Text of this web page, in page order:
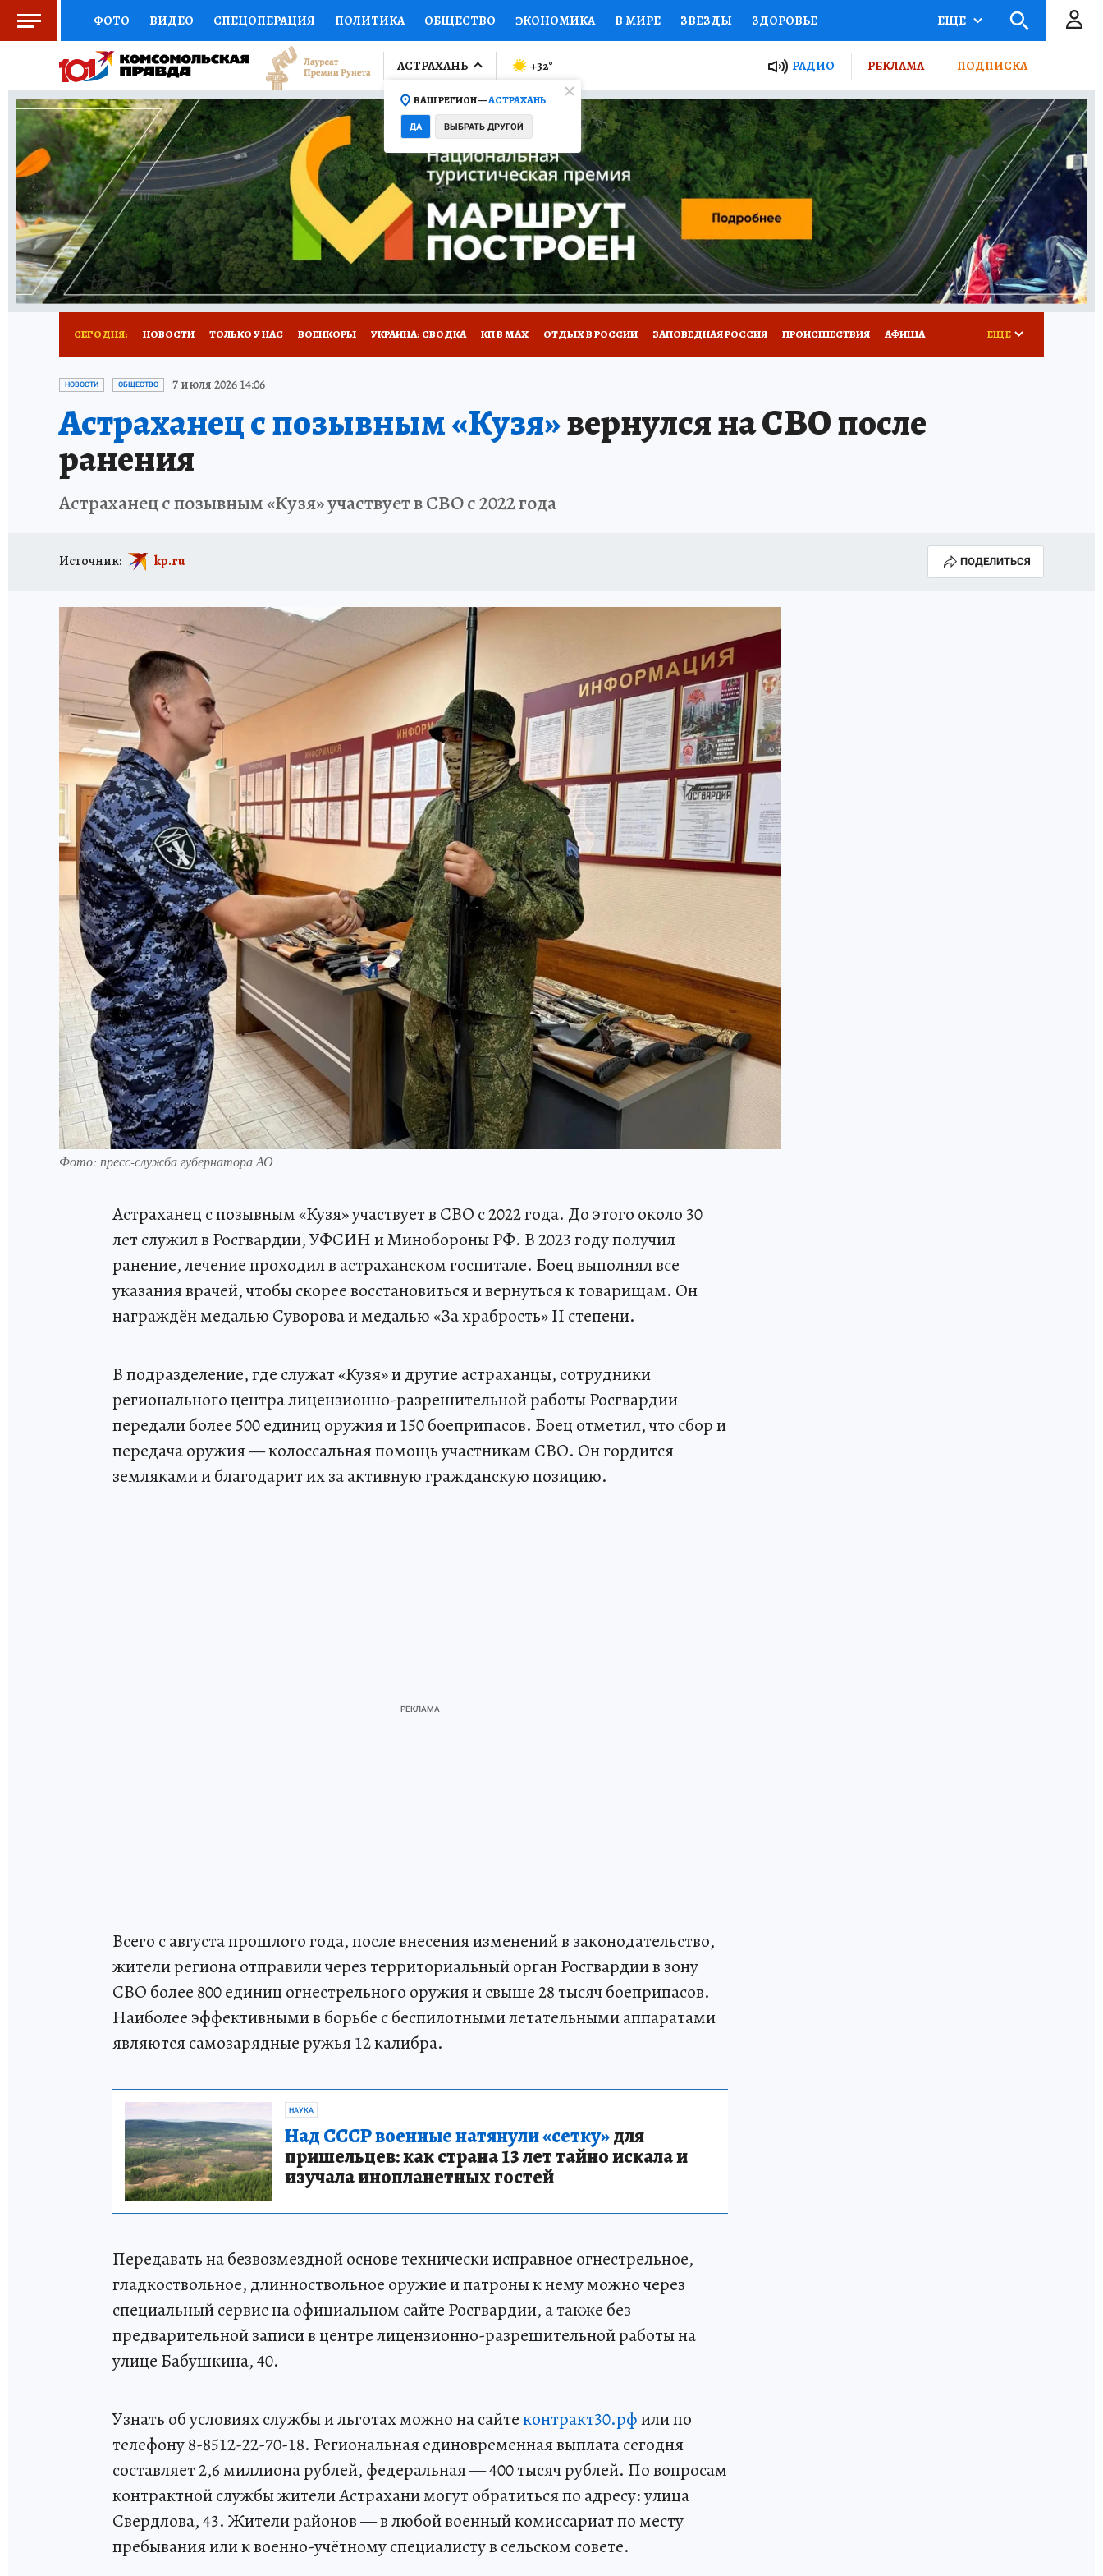
ФОТО ВИДЕО СПЕЦОПЕРАЦИЯ ПОЛИТИКА ОБЩЕСТВО ЭКОНОМИКА В МИРЕ ЗВЕЗДЫ ЗДОРОВЬЕ
СОЦПОДДЕРЖКА НАУКА СПОРТ КОЛУМНИСТЫ ПРОИСШЕСТВИЯ НАЦИОНАЛЬНЫЕ ПРОЕКТЫ РОССИИ
ВЫБОР ЭКСПЕРТОВ ДОКТОР ФИНАНСЫ ОТКРЫВАЕМ МИР Я ЗНАЮ СЕМЬЯ ЖЕНСКИЕ СЕКРЕТЫ ПУТЕВОДИТЕЛЬ
КНИЖНАЯ ПОЛКА ПРОГНОЗЫ НА СПОРТ ПРОМОКОДЫ СЕРИАЛЫ СПЕЦПРОЕКТЫ ДЕФИЦИТ ЖЕЛЕЗА ТУРИЗМ
ПРЕСС-ЦЕНТР НЕДВИЖИМОСТЬ ТЕЛЕВИЗОР КОЛЛЕКЦИИ КОНКУРСЫ РАБОТА У НАС ГИД ПОТРЕБИТЕЛЯ ВСЕ О КП
РАДИО КП РЕКЛАМА ТЕСТЫ НОВОЕ НА САЙТЕ
ЕЩЕ
АСТРАХАНЬ
ВАШ РЕГИОН —АСТРАХАНЬ
ДА ВЫБРАТЬ ДРУГОЙ
+32° РАДИО РЕКЛАМА ПОДПИСКА
СЕГОДНЯ: НОВОСТИ ТОЛЬКО У НАС ВОЕНКОРЫ УКРАИНА: СВОДКА КП В МАХ ОТДЫХ В РОССИИ ЗАПОВЕДНАЯ РОССИЯ ПРОИСШЕСТВИЯ АФИША
ИСПЫТАНО НА СЕБЕ
ЕЩЕ
НОВОСТИ ОБЩЕСТВО 7 июля 2026 14:06
Астраханец с позывным «Кузя»вернулся на СВО после
ранения
Астраханец с позывным «Кузя» участвует в СВО с 2022 года
Источник: kp.ru ПОДЕЛИТЬСЯ
Фото: пресс-служба губернатора АО
Астраханец с позывным «Кузя» участвует в СВО с 2022 года. До этого около 30
лет служил в Росгвардии, УФСИН и Минобороны РФ. В 2023 году получил
ранение, лечение проходил в астраханском госпитале. Боец выполнял все
указания врачей, чтобы скорее восстановиться и вернуться к товарищам. Он
награждён медалью Суворова и медалью «За храбрость» II степени.
В подразделение, где служат «Кузя» и другие астраханцы, сотрудники
регионального центра лицензионно-разрешительной работы Росгвардии
передали более 500 единиц оружия и 150 боеприпасов. Боец отметил, что сбор и
передача оружия — колоссальная помощь участникам СВО. Он гордится
земляками и благодарит их за активную гражданскую позицию.
Всего с августа прошлого года, после внесения изменений в законодательство,
жители региона отправили через территориальный орган Росгвардии в зону
СВО более 800 единиц огнестрельного оружия и свыше 28 тысяч боеприпасов.
Наиболее эффективными в борьбе с беспилотными летательными аппаратами
являются самозарядные ружья 12 калибра.
НАУКА
Над СССР военные натянули «сетку»для
пришельцев: как страна 13 лет тайно искала и
изучала инопланетных гостей
Передавать на безвозмездной основе технически исправное огнестрельное,
гладкоствольное, длинноствольное оружие и патроны к нему можно через
специальный сервис на официальном сайте Росгвардии, а также без
предварительной записи в центре лицензионно-разрешительной работы на
улице Бабушкина, 40.
Узнать об условиях службы и льготах можно на сайтеконтракт30.рфили по
телефону 8-8512-22-70-18. Региональная единовременная выплата сегодня
составляет 2,6 миллиона рублей, федеральная — 400 тысяч рублей. По вопросам
контрактной службы жители Астрахани могут обратиться по адресу: улица
Свердлова, 43. Жители районов — в любой военный комиссариат по месту
пребывания или к военно-учётному специалисту в сельском совете.